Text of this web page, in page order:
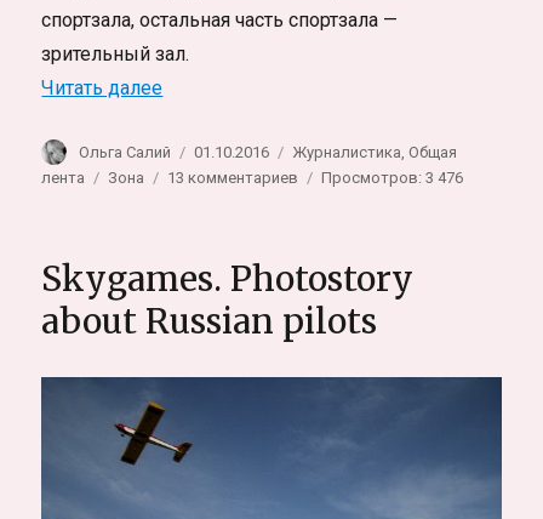
спортзала, остальная часть спортзала —
зрительный зал.
Читать далее««Женские лица войны» в мужской
Автор
Ольга Салий Опубликовано
01.10.2016 Рубрики
Журналистика,Общая
лента
Метки
Зона 13 комментариев
войны»
мужской
колонии
Просмотров: 3 476
Skygames. Photostory
about Russian pilots